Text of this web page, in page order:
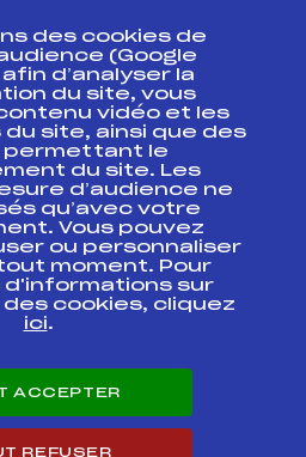
fédéral
Formation, Suivi
des cookies de
(Google
d’analyser la
du site, vous
vidéo et les
site, ainsi que des
permettant le
du site. Les
d’audience ne
qu’avec votre
Vous pouvez
ou personnaliser
moment. Pour
d'informations sur
cookies, cliquez
ici.
ACCEPTER
REFUSER